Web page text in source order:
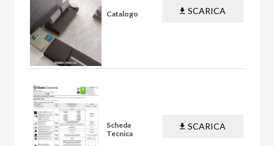
Catalogo SCARICA
Scheda
Tecnica
SCARICA